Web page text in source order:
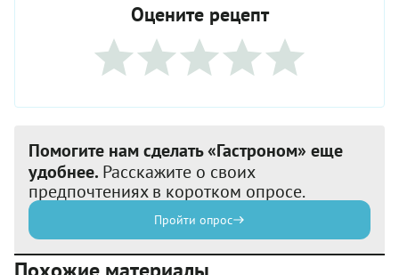
Оцените рецепт
Помогите нам сделать «Гастроном» еще
удобнее. Расскажите о своих
предпочтениях в коротком опросе.
Пройти опрос